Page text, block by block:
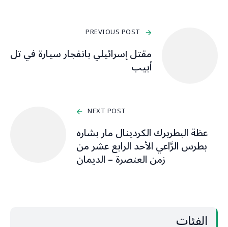
PREVIOUS POST
مقتل إسرائيلي بانفجار سيارة في تل
أبيب
NEXT POST
عظة البطريرك الكردينال مار بشاره
بطرس الرَّاعي الأحد الرابع عشر من
زمن العنصرة – الديمان
الفئات